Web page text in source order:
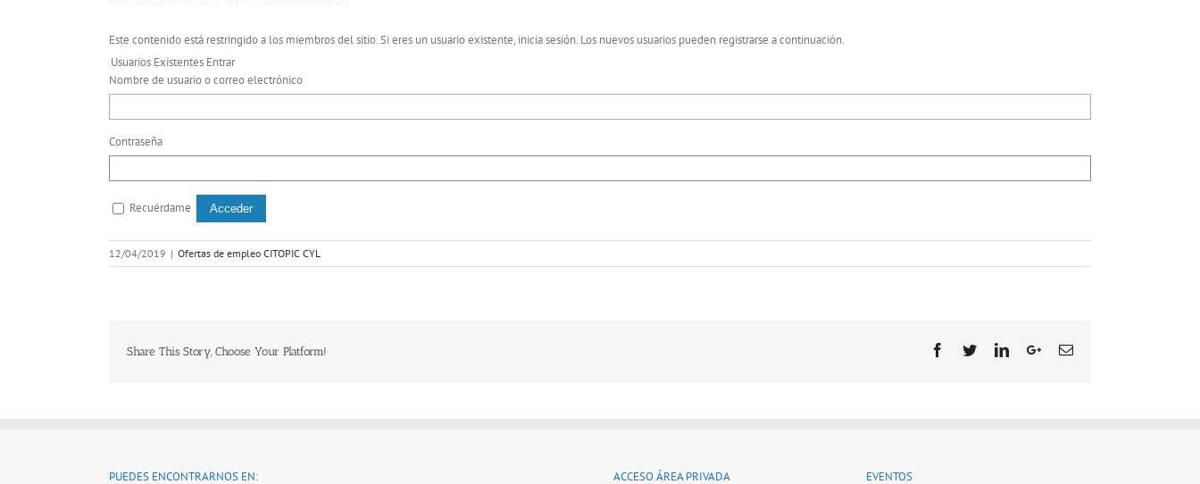
Este contenido está restringido a los miembros del sitio. Si eres un usuario existente, inicia sesión. Los nuevos usuarios pueden registrarse a continuación.
Usuarios Existentes Entrar
Nombre de usuario o correo electrónico
Contraseña
Recuérdame
12/04/2019 | Ofertas de empleo CITOPIC CYL
Share This Story, Choose Your Platform! Facebook
TwitterLinkedinGoogle+Email
PUEDES ENCONTRARNOS EN: ACCESO ÁREA PRIVADA EVENTOS